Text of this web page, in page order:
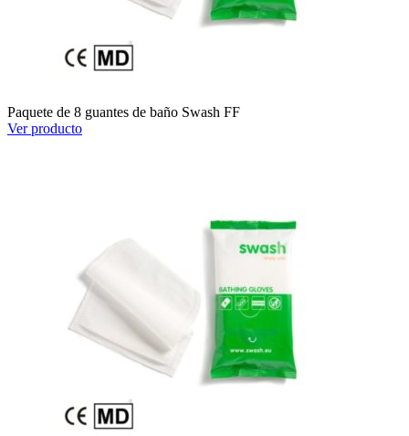
Paquete de 8 guantes de baño Swash FF
Ver producto